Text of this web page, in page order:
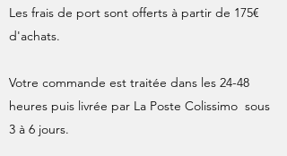
Les frais de port sont offerts à partir de 175€
d'achats.
Votre commande est traitée dans les 24-48
heures puis livrée par La Poste Colissimo sous
3 à 6 jours.